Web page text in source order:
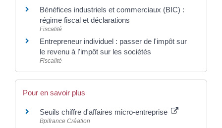
Bénéfices industriels et commerciaux (BIC) :
régime fiscal et déclarations
Fiscalité
Entrepreneur individuel : passer de l'impôt sur
le revenu à l'impôt sur les sociétés
Fiscalité
Pour en savoir plus
Seuils chiffre d'affaires micro-entreprise
Bpifrance Création